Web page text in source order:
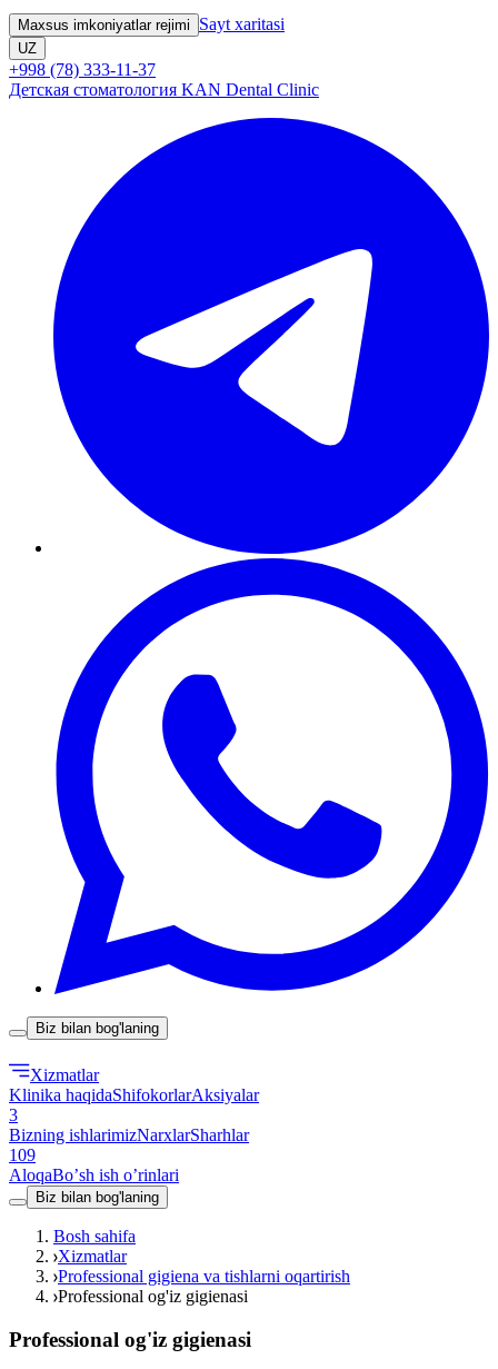
Maxsus imkoniyatlar rejimi Sayt xaritasi
UZ
+998 (78) 333-11-37
Детская стоматология KAN Dental Clinic
Biz bilan bog'laning
Xizmatlar
Klinika haqidaShifokorlarAksiyalar
3
Bizning ishlarimizNarxlarSharhlar
109
AloqaBoʼsh ish oʼrinlari
Biz bilan bog'laning
Bosh sahifa
Xizmatlar
Professional gigiena va tishlarni oqartirish
Professional og'iz gigienasi
Professional og'iz gigienasi